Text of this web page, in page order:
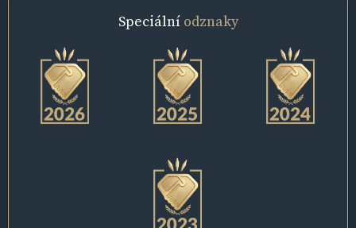
Speciální odznaky